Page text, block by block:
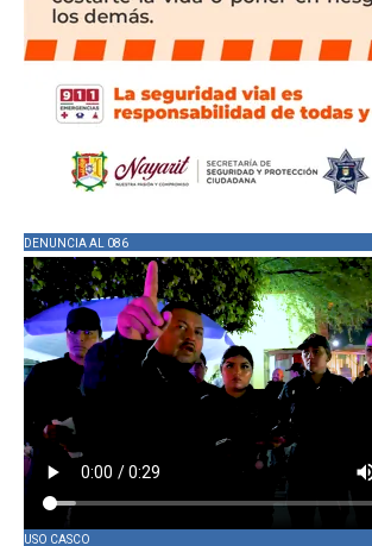
DENUNCIA AL 086
USO CASCO